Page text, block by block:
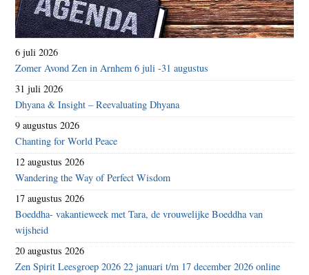
6 juli 2026
Zomer Avond Zen in Arnhem 6 juli -31 augustus
31 juli 2026
Dhyana & Insight – Reevaluating Dhyana
9 augustus 2026
Chanting for World Peace
12 augustus 2026
Wandering the Way of Perfect Wisdom
17 augustus 2026
Boeddha- vakantieweek met Tara, de vrouwelijke Boeddha van
wijsheid
20 augustus 2026
Zen Spirit Leesgroep 2026 22 januari t/m 17 december 2026 online